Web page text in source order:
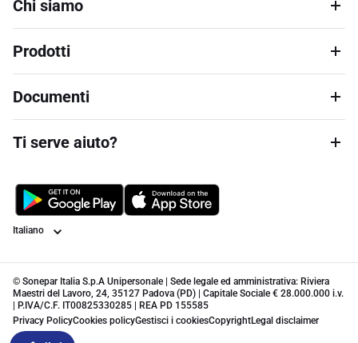
Chi siamo
Prodotti
Documenti
Ti serve aiuto?
Lingua
© Sonepar Italia S.p.A Unipersonale | Sede legale ed amministrativa: Riviera
Maestri del Lavoro, 24, 35127 Padova (PD) | Capitale Sociale € 28.000.000 i.v.
| P.IVA/C.F. IT00825330285 | REA PD 155585
Privacy PolicyCookies policyGestisci i cookiesCopyrightLegal disclaimer